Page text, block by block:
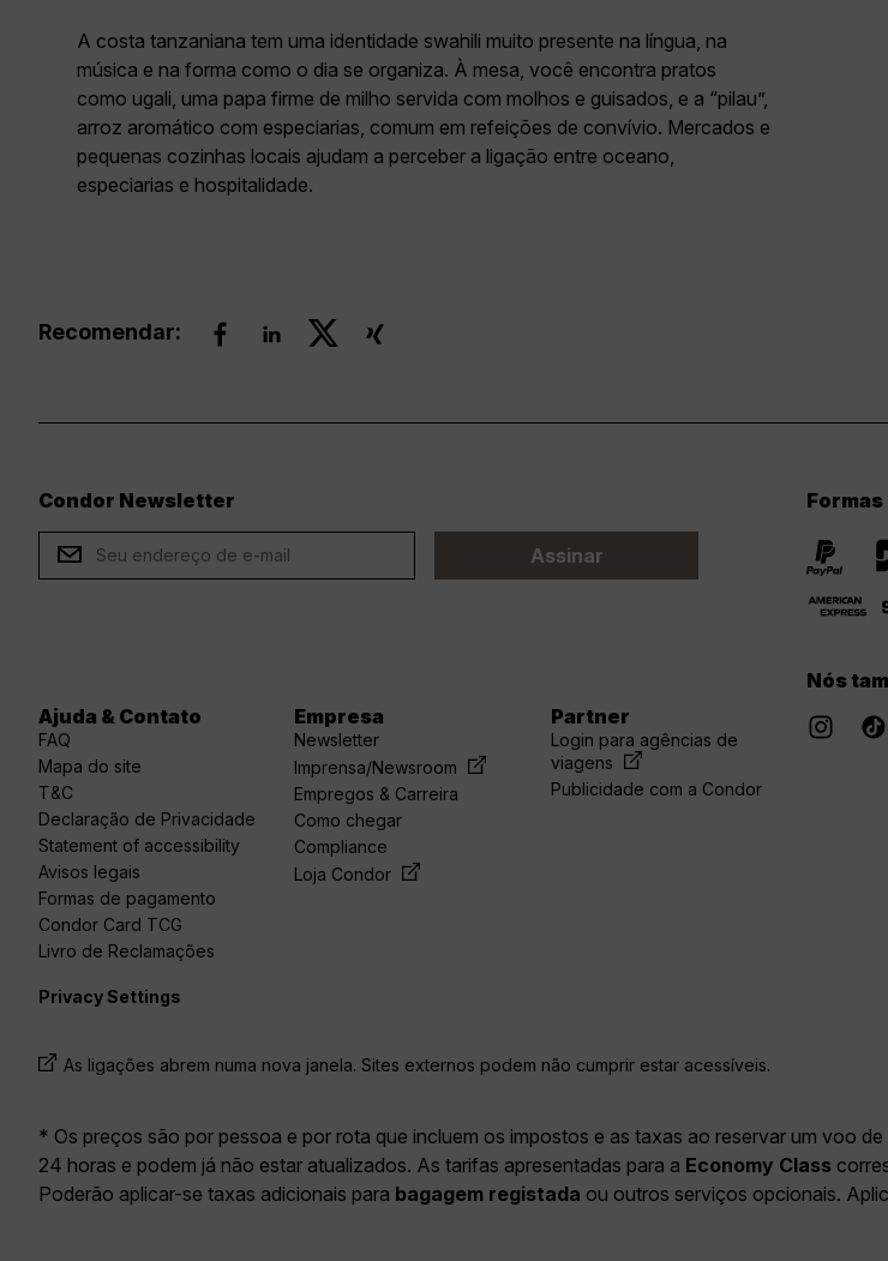
A costa tanzaniana tem uma identidade swahili muito presente na língua, na
música e na forma como o dia se organiza. À mesa, você encontra pratos
como ugali, uma papa firme de milho servida com molhos e guisados, e a “pilau”,
arroz aromático com especiarias, comum em refeições de convívio. Mercados e
pequenas cozinhas locais ajudam a perceber a ligação entre oceano,
especiarias e hospitalidade.
Recomendar:
Condor Newsletter
Assinar
Ajuda & Contato
FAQ
Mapa do site
T&C
Declaração de Privacidade
Statement of accessibility
Avisos legais
Formas de pagamento
Condor Card TCG
Livro de Reclamações
Empresa
Newsletter
Imprensa/Newsroom
Empregos & Carreira
Como chegar
Compliance
Loja Condor
Partner
Login para agências de
viagens
Publicidade com a Condor
Nós
Privacy Settings
As ligações abrem numa nova janela. Sites externos podem não cumprir estar acessíveis.
* Os preços são por pessoa e por rota que incluem os impostos e as taxas ao reservar um voo
24 horas e podem já não estar atualizados. As tarifas apresentadas para a Economy Class
Poderão aplicar-se taxas adicionais para bagagem registada ou outros serviços opcionais.